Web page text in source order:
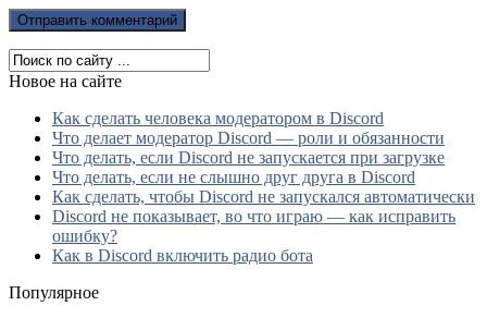
Новое на сайте
Как сделать человека модератором в Discord
Что делает модератор Discord — роли и обязанности
Что делать, если Discord не запускается при загрузке
Что делать, если не слышно друг друга в Discord
Как сделать, чтобы Discord не запускался автоматически
Discord не показывает, во что играю — как исправить
ошибку?
Как в Discord включить радио бота
Популярное